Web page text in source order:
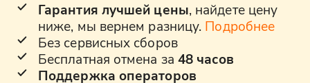
Гарантия лучшей цены, найдете цену
ниже, мы вернем разницу. Подробнее
Без сервисных сборов
Бесплатная отмена за 48 часов
Поддержка операторов